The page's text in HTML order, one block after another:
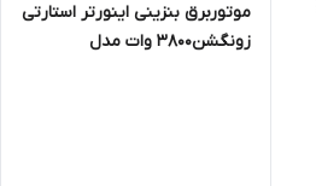
موتوربرق بنزینی اینورتر استارتی
زونگشن3800 وات مدل